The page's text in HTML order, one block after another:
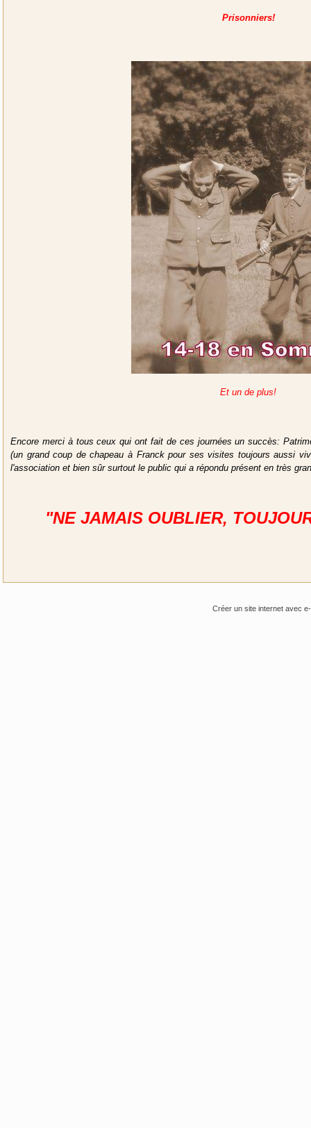
Prisonniers!
Et un de plus!
Encore merci à tous ceux qui ont fait de ces journées un succès:
(un grand coup de chapeau à Franck pour ses visites toujours aussi
l'association et bien sûr surtout le public qui a répondu présent en très
"NE JAMAIS OUBLIER,
Créer un site internet avec